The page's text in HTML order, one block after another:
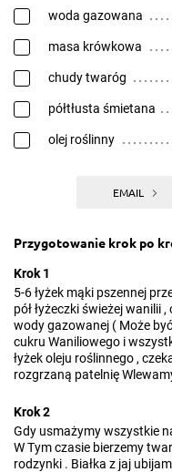
woda gazowana
masa krówkowa
chudy twaróg
półtłusta śmietana
olej roślinny
EMAIL
Przygotowanie krok po
Krok 1
5-6 łyżek mąki pszennej
pół łyżeczki świeżej wanilii
wody gazowanej ( Może
cukru Waniliowego i
łyżek oleju roślinnego ,
rozgrzaną patelnię
Krok 2
Gdy usmażymy wszystkie
W Tym czasie bierzemy
rodzynki . Białka z jaj